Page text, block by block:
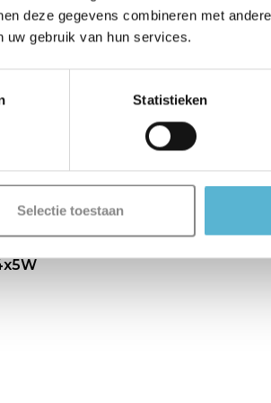
deze gegevens combineren met
uw gebruik van hun services.
Statistieken
Selectie toestaan